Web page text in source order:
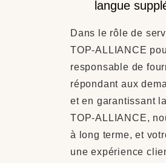
langue
Dans le rôle de
TOP-ALLIANCE
responsable de
répondant aux
et en garantissant
TOP-ALLIANCE,
à long terme, et
une expérience